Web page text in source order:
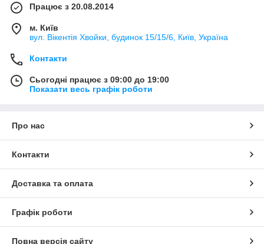
Працює з 20.08.2014
м. Київ
вул. Вікентія Хвойки, будинок 15/15/6, Київ, Україна
Контакти
Сьогодні працює з 09:00 до 19:00
Показати весь графік роботи
Про нас
Контакти
Доставка та оплата
Графік роботи
Повна версія сайту